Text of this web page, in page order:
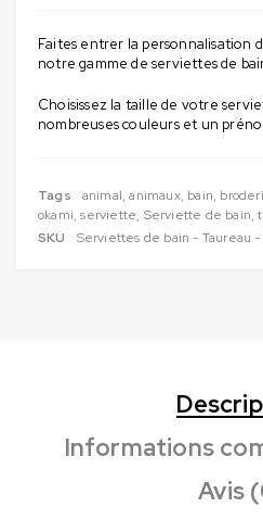
Faites entrer la personnalisation
notre gamme de serviettes de
Choisissez la taille de votre
nombreuses couleurs et un
Tags animal,animaux, bain,
okami,serviette, Serviette de bain,
SKU
Serviettes de bain - Taureau
Informations
Avis